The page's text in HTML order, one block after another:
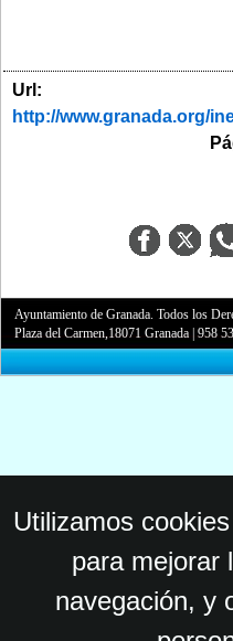
Url:
http://www.granada.org/
Ayuntamiento de Granada. Todos los
Plaza del Carmen,18071 Granada |958
Utilizamos
para mejorar
navegación, y